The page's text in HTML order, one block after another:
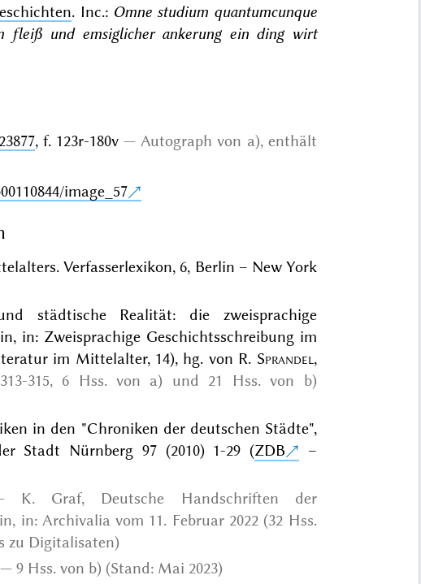
. Inc.: Omne studium quantumcunque
fleiß und emsiglicher ankerung ein ding wirt
, f. 123r-180v Autograph von a), enthält
image_57
Verfasserlexikon, 6, Berlin – New York
städtische Realität: die zweisprachige
in: Zweisprachige Geschichtsschreibung im
im Mittelalter, 14), hg. von R. Sprandel,
315, 6 Hss. von a) und 21 Hss. von b)
in den "Chroniken der deutschen Städte",
Stadt Nürnberg 97 (2010) 1-29 (ZDB
–
K. Graf, Deutsche Handschriften der
in: Archivalia vom 11. Februar 2022 (32 Hss.
zu Digitalisaten)
9 Hss. von b) (Stand: Mai 2023)